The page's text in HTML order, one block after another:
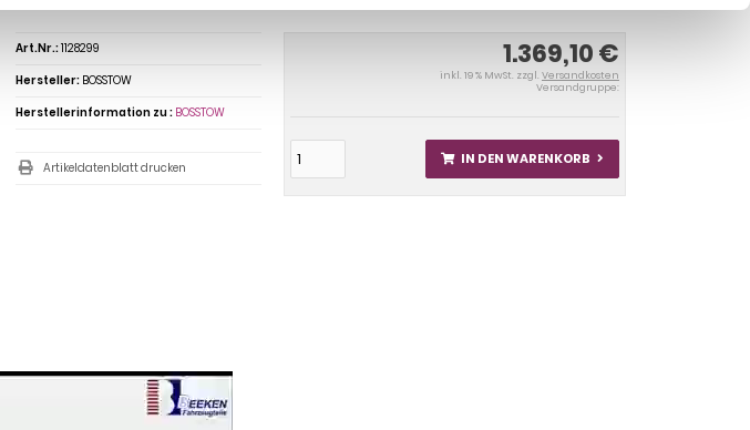
1.369,10 €
inkl. 19 % MwSt. zzgl. Versandkosten
Versandgruppe:
IN DEN WARENKORB
Art.Nr.:1128299
Hersteller: BOSSTOW
Herstellerinformation zu : BOSSTOW
Artikeldatenblatt drucken